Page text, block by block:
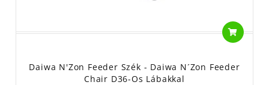
Daiwa N'Zon Feeder Szék - Daiwa N´Zon Feeder
Chair D36-Os Lábakkal